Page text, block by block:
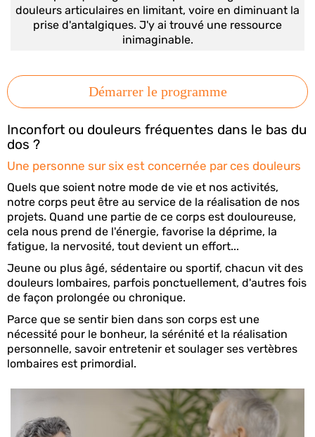
douleurs articulaires en limitant, voire en diminuant la
prise d'antalgiques. J'y ai trouvé une ressource
inimaginable.
Démarrer le programme
Inconfort ou douleurs fréquentes dans le bas du
dos ?
Une personne sur six est concernée par ces douleurs
Quels que soient notre mode de vie et nos activités,
notre corps peut être au service de la réalisation de nos
projets. Quand une partie de ce corps est douloureuse,
cela nous prend de l'énergie, favorise la déprime, la
fatigue, la nervosité, tout devient un effort...
Jeune ou plus âgé, sédentaire ou sportif, chacun vit des
douleurs lombaires, parfois ponctuellement, d'autres fois
de façon prolongée ou chronique.
Parce que se sentir bien dans son corps est une
nécessité pour le bonheur, la sérénité et la réalisation
personnelle, savoir entretenir et soulager ses vertèbres
lombaires est primordial.